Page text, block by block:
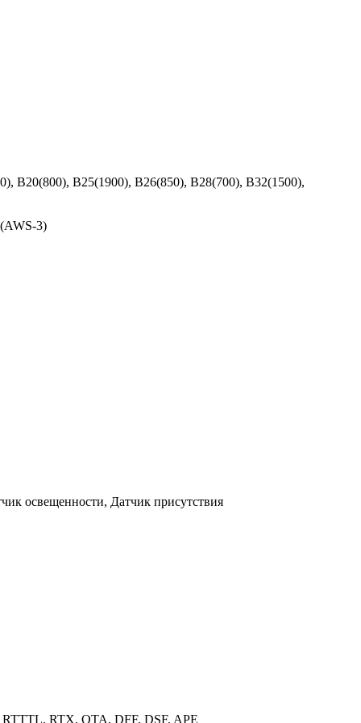
B20(800), B25(1900), B26(850), B28(700), B32(1500),
3)
освещенности, Датчик присутствия
RTX, OTA, DFF, DSF, APE